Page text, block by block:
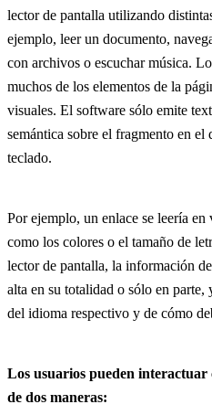
lector de pantalla utilizando
ejemplo, leer un documento,
con archivos o escuchar música.
muchos de los elementos de la
visuales. El software sólo emite
semántica sobre el fragmento en el
teclado.
Por ejemplo, un enlace se leería
como los colores o el tamaño de
lector de pantalla, la información
alta en su totalidad o sólo en
del idioma respectivo y de cómo
Los usuarios pueden interactuar
de dos maneras: